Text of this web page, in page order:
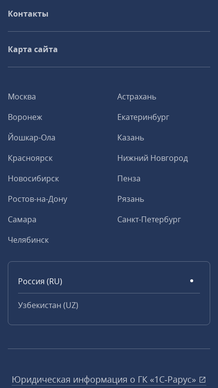
Москва
Астрахань
Воронеж
Екатеринбург
Йошкар-Ола
Казань
Красноярск
Нижний Новгород
Новосибирск
Пенза
Ростов-на-Дону
Рязань
Самара
Санкт-Петербург
Челябинск
Россия (RU)
Узбекистан (UZ)
Контакты
Карта сайта
Юридическая информация о ГК «1С‑Рарус»